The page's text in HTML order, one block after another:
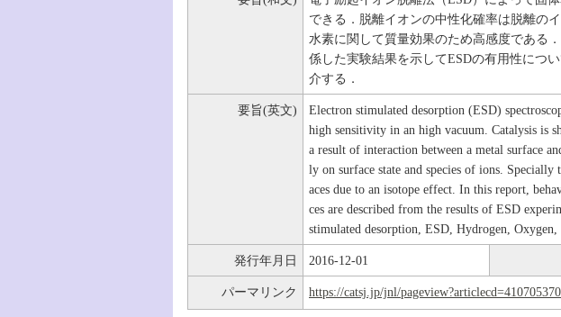
できる．脱離イオンの中性化確率は脱離の
水素に関して質量効果のため高感度である
係した実験結果を示してESDの有用性につ
介する．
要旨(英文)
Electron stimulated desorption (ESD)
high sensitivity in an high vacuum. Catalysis is
a result of interaction between a metal surface
ly on surface state and species of ions.
aces due to an isotope effect. In this report,
ces are described from the results of ESD
stimulated desorption, ESD, Hydrogen,
発行年月日 2016-12-01
パーマリンク https://catsj.jp/jnl/